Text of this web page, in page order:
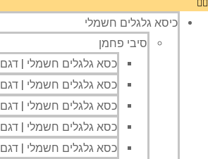
כיסא גלגלים חשמלי
סיבי פחמן
כסא גלגלים חשמלי | דגם DC01 | חברת JBH
כסא גלגלים חשמלי | דגם DC02 | חברת JBH
כסא גלגלים חשמלי | דגם DC03 | חברת JBH
כסא גלגלים חשמלי | דגם DC05 | חברת JBH
כסא גלגלים חשמלי | דגם DC07 | חברת JBH